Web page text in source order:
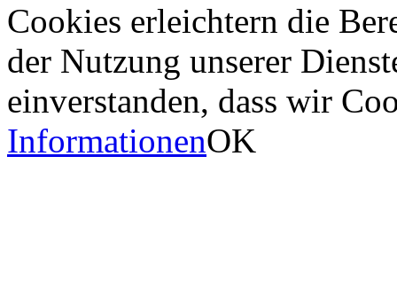
Cookies erleichtern die
der Nutzung unserer
einverstanden, dass wir
InformationenOK